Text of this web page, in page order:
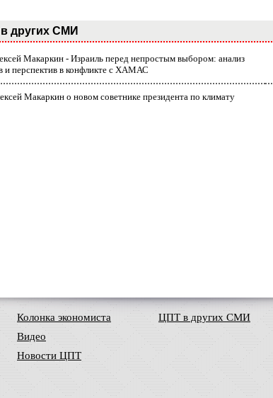
других СМИ
Макаркин - Израиль перед непростым выбором: анализ
и перспектив в конфликте с ХАМАС
Макаркин о новом советнике президента по климату
Колонка экономиста
Видео
Новости ЦПТ
ЦПТ в других СМИ